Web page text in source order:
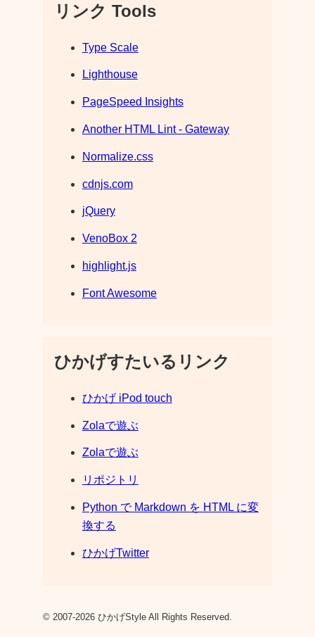
リンク Tools
Type Scale
Lighthouse
PageSpeed Insights
Another HTML Lint - Gateway
Normalize.css
cdnjs.com
jQuery
VenoBox 2
highlight.js
Font Awesome
ひかげすたいるリンク
ひかげ iPod touch
Zolaで遊ぶ
Zolaで遊ぶ
リポジトリ
Python で Markdown を HTML に変
換する
ひかげTwitter
© 2007-2026 ひかげStyle All Rights Reserved.